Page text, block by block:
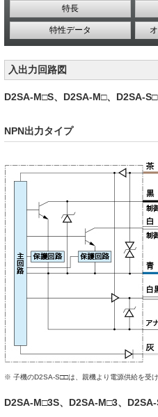
特長
特性データ
入出力回路図
D2SA-M□S、D2SA-M□、D2SA-S□
NPN出力タイプ
※ 子機のD2SA-S□□は、親機より電源供給を受
D2SA-M□3S、D2SA-M□3、